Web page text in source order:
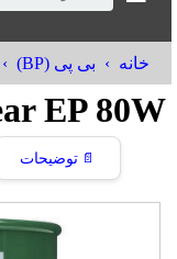
خانه بی پی (BP)
EP 80W
📄 توضیحات